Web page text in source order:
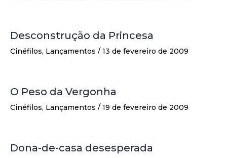
Desconstrução da Princesa
Cinéfilos, Lançamentos / 13 de fevereiro de 2009
O Peso da Vergonha
Cinéfilos, Lançamentos / 19 de fevereiro de 2009
Dona-de-casa desesperada